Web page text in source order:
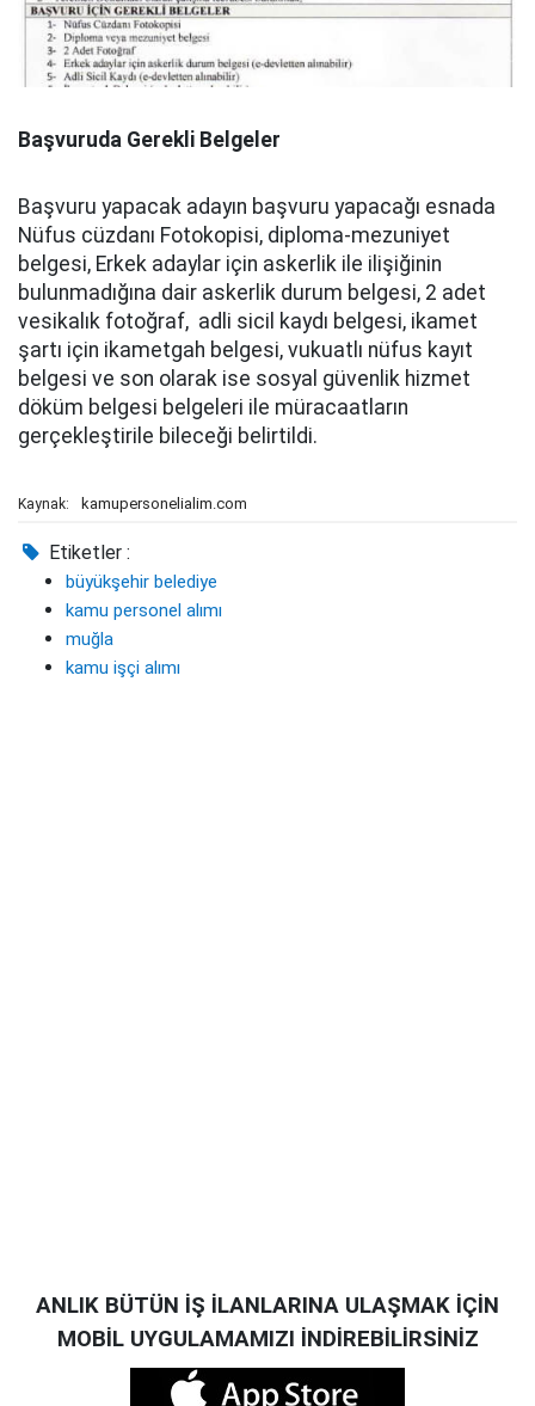
Başvuruda Gerekli Belgeler
Başvuru yapacak adayın başvuru yapacağı esnada
Nüfus cüzdanı Fotokopisi, diploma-mezuniyet
belgesi, Erkek adaylar için askerlik ile ilişiğinin
bulunmadığına dair askerlik durum belgesi, 2 adet
vesikalık fotoğraf, adli sicil kaydı belgesi, ikamet
şartı için ikametgah belgesi, vukuatlı nüfus kayıt
belgesi ve son olarak ise sosyal güvenlik hizmet
döküm belgesi belgeleri ile müracaatların
gerçekleştirile bileceği belirtildi.
Kaynak: kamupersonelialim.com
Etiketler :
büyükşehir belediye
kamu personel alımı
muğla
kamu işçi alımı
ANLIK BÜTÜN İŞ İLANLARINA ULAŞMAK İÇİN
MOBİL UYGULAMAMIZI İNDİREBİLİRSİNİZ